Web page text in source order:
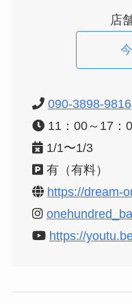
店
090-3898-9816
11：00～17：
1/1〜1/3
有（有料）
https://dream-
https://